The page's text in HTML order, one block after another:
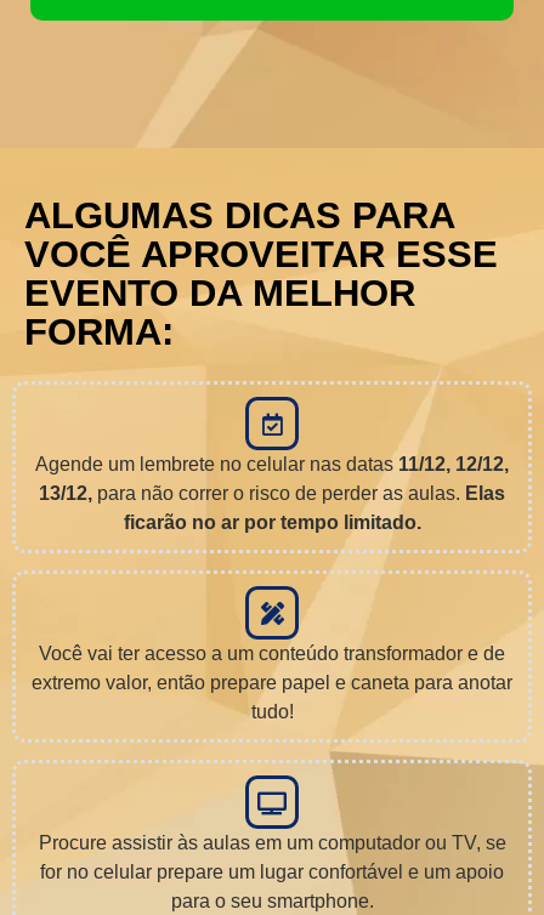
ALGUMAS DICAS PARA
VOCÊ APROVEITAR ESSE
EVENTO DA MELHOR
FORMA:
Agende um lembrete no celular nas datas 11/12, 12/12,
13/12, para não correr o risco de perder as aulas. Elas
ficarão no ar por tempo limitado.
Você vai ter acesso a um conteúdo transformador e de
extremo valor, então prepare papel e caneta para anotar
tudo!
Procure assistir às aulas em um computador ou TV, se
for no celular prepare um lugar confortável e um apoio
para o seu smartphone.